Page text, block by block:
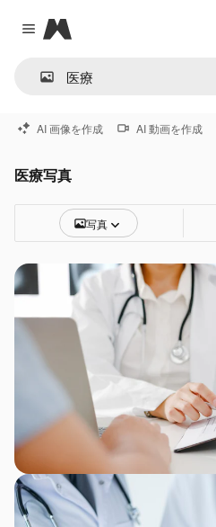
Close menu
Magnific
AI 画像を作成 AI 動画を作成
医療写真
写真